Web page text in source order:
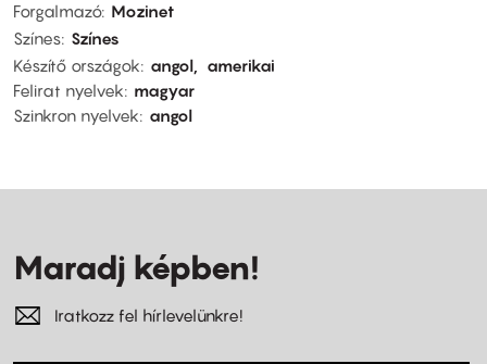
Forgalmazó Mozinet
Színes Színes
Készítő országok
angol
amerikai
Felirat nyelvek
magyar
Szinkron nyelvek
angol
Maradj képben!
Iratkozz fel hírlevelünkre!